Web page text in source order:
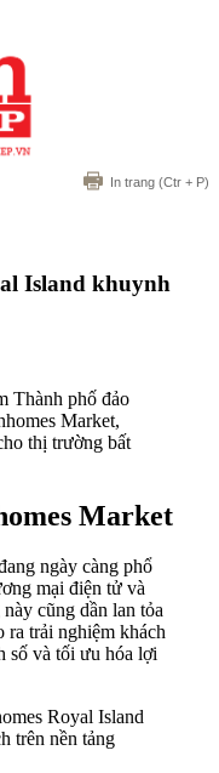
In trang (Ctr + P)
Island khuynh
Thành phố đảo
Market,
thị trường bất
Market
ngày càng phổ
mại điện tử và
cũng dần lan tỏa
ra trải nghiệm khách
số và tối ưu hóa lợi
Royal Island
trên nền tảng